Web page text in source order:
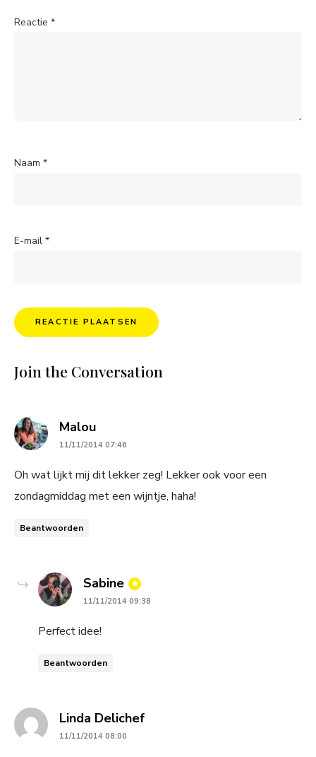
Reactie *
Naam *
E-mail *
Join the Conversation
Malousays:
11/11/2014 07:46
Oh wat lijkt mij dit lekker zeg! Lekker ook voor een
zondagmiddag met een wijntje, haha!
Beantwoorden
Sabine says:
11/11/2014 09:38
Perfect idee!
Beantwoorden
Linda Delichefsays:
11/11/2014 08:00